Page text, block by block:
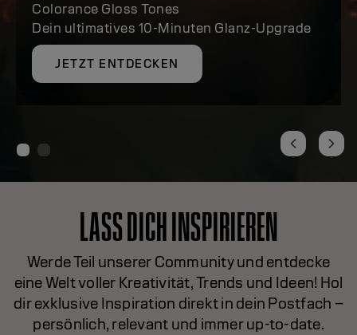
Colorance Gloss Tones
Dein ultimatives 10-Minuten Glanz-Upgrade
JETZT ENTDECKEN
LASS DICH INSPIRIEREN
Werde Teil unserer Community und entdecke
eine Welt voller Kreativität, Trends und Ideen! Hol
dir exklusive Inspiration direkt in dein Postfach –
persönlich, relevant und immer up-to-date.